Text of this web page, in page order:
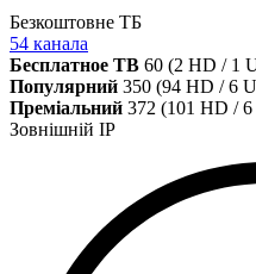
Безкоштовне ТБ
54 канала
Бесплатное ТВ 60 (2 HD / 1
Популярний 350 (94 HD / 6
Преміальний 372 (101 HD / 6
Зовнішній IP